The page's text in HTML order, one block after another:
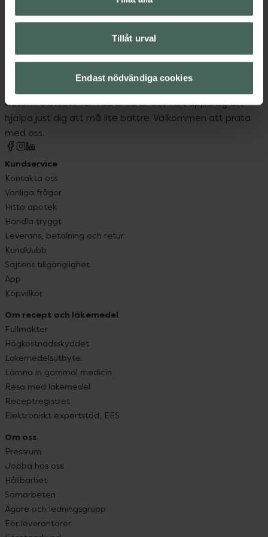
Tillåt urval
Endast nödvändiga cookies
Kronans Apotek finns här för dig. Du hittar oss från Skåne i
syd till Lappland i norr, och online i mobilen och på
datorn. Oavsett vem du är så är det vårt uppdrag att
hjälpa just dig att må lite bättre. Välkommen att prata
med oss.
Kundservice
Kontakta oss
Vanliga frågor
Hitta apotek
Handla tryggt
Leverans, betalning och retur
Kundklubb
Sajtens tillgänglighet
App
Köpvillkor
Om recept och läkemedel
Fullmakter
Högkostnadsskyddet
Läkemedelsutbyte
Lämna in gammal medicin
Resa med läkemedel
Receptregistret
Elektroniskt expertstöd, EES
Om oss
Pressrum
Jobba hos oss
Hållbarhet
Samarbeten
Ägare och ledningsgrupp
För leverantörer